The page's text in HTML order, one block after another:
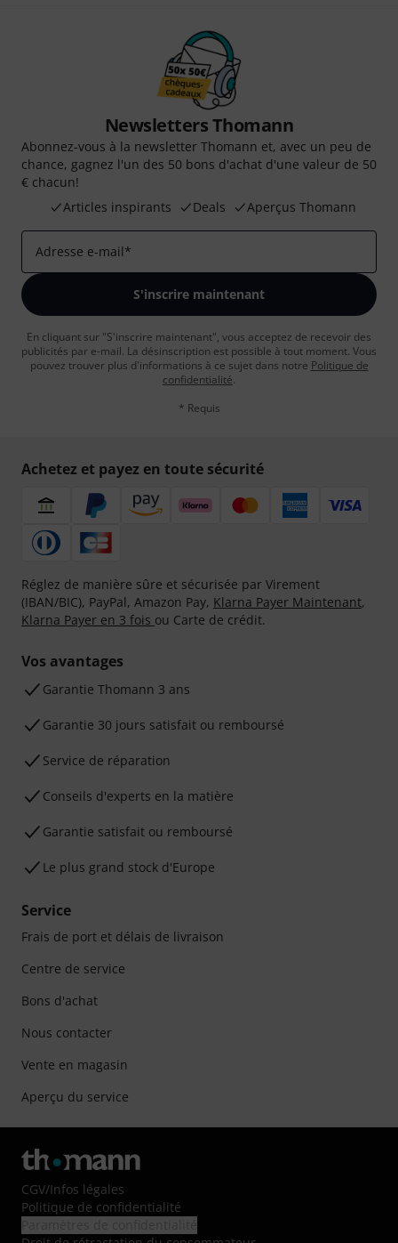
Newsletters Thomann
Abonnez-vous à la newsletter Thomann et, avec un peu de
chance, gagnez l'un des 50 bons d'achat d'une valeur de 50
€ chacun!
Articles inspirants
Deals Aperçus Thomann
Adresse e-mail*
S'inscrire maintenant
En cliquant sur "S'inscrire maintenant", vous acceptez de recevoir des
publicités par e-mail. La désinscription est possible à tout moment. Vous
pouvez trouver plus d'informations à ce sujet dans notre Politique de
confidentialité.
* Requis
Achetez et payez en toute sécurité
Réglez de manière sûre et sécurisée par Virement
(IBAN/BIC), PayPal, Amazon Pay, Klarna Payer Maintenant,
Klarna Payer en 3 fois ou Carte de crédit.
Vos avantages
Ga­ran­tie Thomann 3 ans
Garantie 30 jours satisfait ou remboursé
Service de réparation
Conseils d'experts en la matière
Garantie satisfait ou remboursé
Le plus grand stock d'Europe
Service
Frais de port et délais de livraison
Centre de service
Bons d'achat
Nous contacter
Vente en magasin
Aperçu du service
CGV/Infos légales
Politique de confidentialité